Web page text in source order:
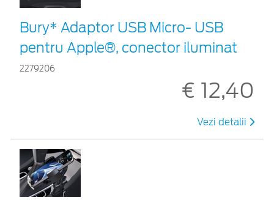
Bury* Adaptor USB Micro- USB
pentru Apple®, conector iluminat
2279206
€ 12,40
Vezi detalii